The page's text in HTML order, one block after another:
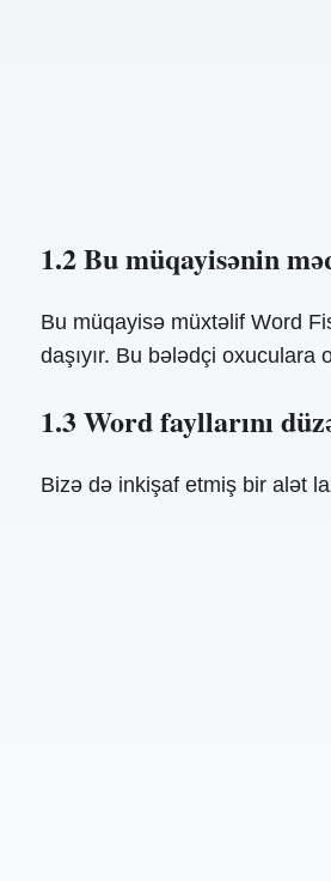
1.2 Bu müqayisənin
Bu müqayisə müxtəlif Word
daşıyır. Bu bələdçi oxuculara
1.3 Word fayllarını
Bizə də inkişaf etmiş bir alət